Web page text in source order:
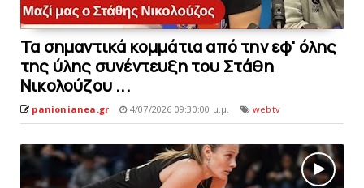
Τα σημαντικά κομμάτια από την εφ' όλης
της ύλης συνέντευξη του Στάθη
Νικολούζου ...
panionianea.gr 4/07/2026 09:30:00 μ.μ. webtv